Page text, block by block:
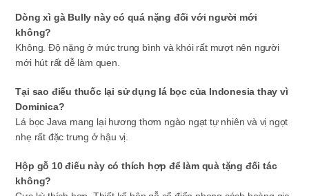
Dòng xì gà Bully này có quá nặng đối với người mới
không?
Không. Độ nặng ở mức trung bình và khói rất mượt nên người
mới hút rất dễ làm quen.
Tại sao điếu thuốc lại sử dụng lá bọc của Indonesia thay vì
Dominica?
Lá bọc Java mang lại hương thơm ngào ngạt tự nhiên và vị ngọt
nhẹ rất đặc trưng ở hậu vị.
Hộp gỗ 10 điếu này có thích hợp để làm quà tặng đối tác
không?